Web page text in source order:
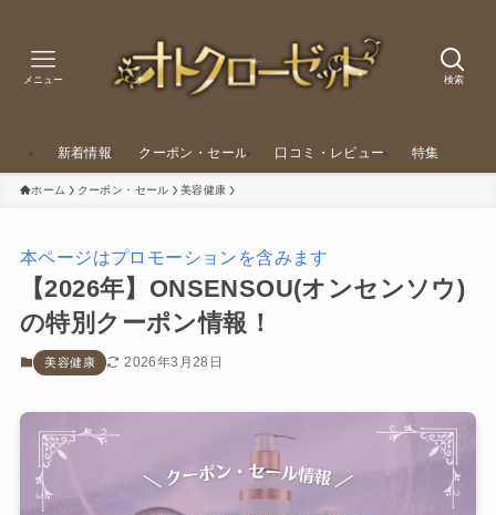
検索
メニュー
新着情報 クーポン・セール 口コミ・レビュー 特集
ホーム クーポン・セール 美容健康
本ページはプロモーションを含みます
【2026年】ONSENSOU(オンセンソウ)
の特別クーポン情報！
美容健康 2026年3月28日